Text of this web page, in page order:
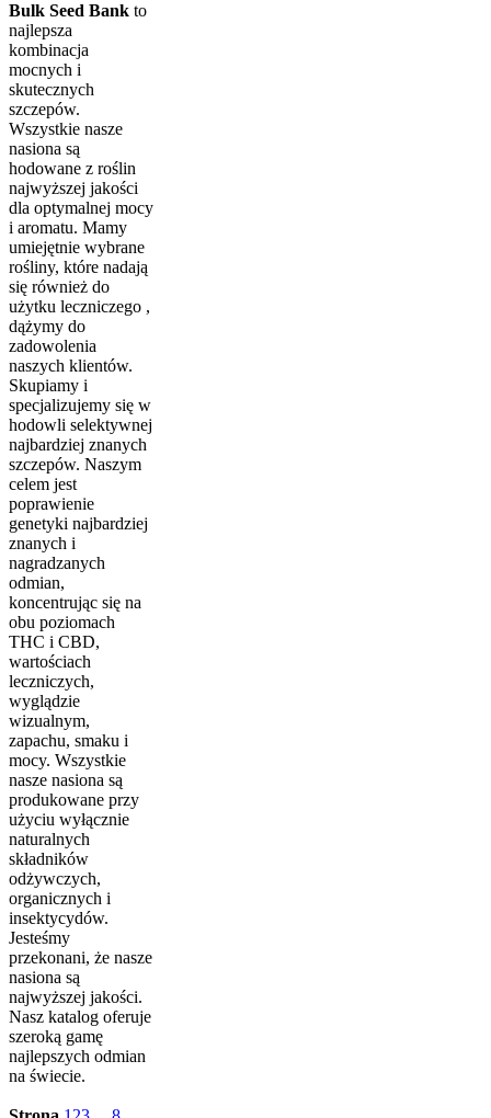
Bulk Seed Bank to
najlepsza
kombinacja
mocnych i
skutecznych
szczepów.
Wszystkie nasze
nasiona są
hodowane z roślin
najwyższej jakości
dla optymalnej mocy
i aromatu. Mamy
umiejętnie wybrane
rośliny, które nadają
się również do
użytku leczniczego ,
dążymy do
zadowolenia
naszych klientów.
Skupiamy i
specjalizujemy się w
hodowli selektywnej
najbardziej znanych
szczepów. Naszym
celem jest
poprawienie
genetyki najbardziej
znanych i
nagradzanych
odmian,
koncentrując się na
obu poziomach
THC i CBD,
wartościach
leczniczych,
wyglądzie
wizualnym,
zapachu, smaku i
mocy. Wszystkie
nasze nasiona są
produkowane przy
użyciu wyłącznie
naturalnych
składników
odżywczych,
organicznych i
insektycydów.
Jesteśmy
przekonani, że nasze
nasiona są
najwyższej jakości.
Nasz katalog oferuje
szeroką gamę
najlepszych odmian
na świecie.